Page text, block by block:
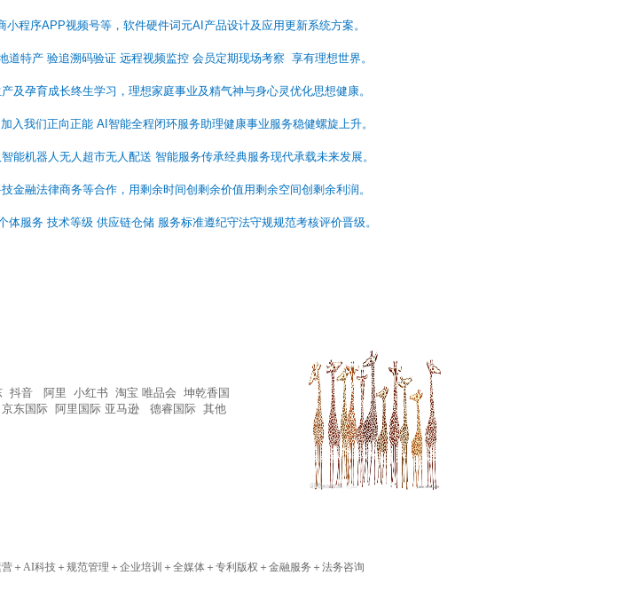
小程序APP视频号等，软件硬件词元AI产品设计及应用更新系统方案。
道特产 验追溯码验证 远程视频监控 会员定期现场考察 享有理想世界。
及孕育成长终生学习，理想家庭事业及精气神与身心灵优化思想健康。
入我们正向正能 AI智能全程闭环服务助理健康事业服务稳健螺旋上升。
能机器人无人超市无人配送 智能服务传承经典服务现代承载未来发展。
金融法律商务等合作，用剩余时间创剩余价值用剩余空间创剩余利润。
体服务 技术等级 供应链仓储 服务标准遵纪守法守规规范考核评价晋级。
抖音 阿里 小红书 淘宝 唯品会 坤乾香国
东国际 阿里国际 亚马逊 德睿国际 其他
＋AI科技＋规范管理＋企业培训＋全媒体＋专利版权＋金融服务＋法务咨询